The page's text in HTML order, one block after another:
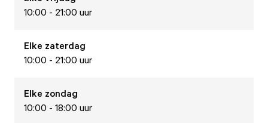
10:00 - 21:00 uur
Elke zaterdag
10:00 - 21:00 uur
Elke zondag
10:00 - 18:00 uur